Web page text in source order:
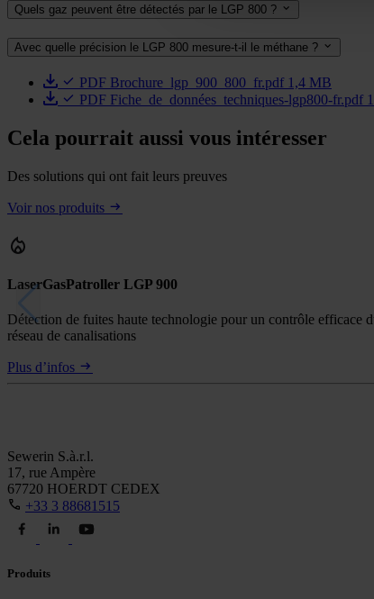
Quels gaz peuvent être détectés par le LGP 800 ?
Avec quelle précision le LGP 800 mesure-t-il le méthane ?
PDF Brochure_lgp_900_800_fr.pdf 1,4 MB
PDF Fiche_de_données_techniques-lgp800-fr.pdf
Cela pourrait aussi vous intéresser
Des solutions qui ont fait leurs preuves
Voir nos produits
LaserGasPatroller LGP 900
Détection de fuites haute technologie pour un contrôle efficace
réseau de canalisations
Plus d’infos
Sewerin S.à.r.l.
17, rue Ampère
67720 HOERDT CEDEX
+33 3 88681515
Produits